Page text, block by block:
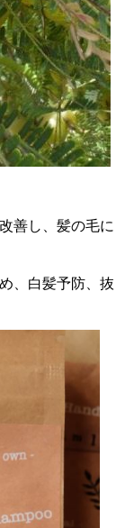
善し、髪の毛に
、白髪予防、抜